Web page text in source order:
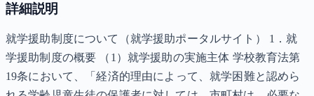
詳細説明
就学援助制度について（就学援助ポータルサイト） 1．就
学援助制度の概要 （1）就学援助の実施主体 学校教育法第
19条において、「経済的理由によって、就学困難と認めら